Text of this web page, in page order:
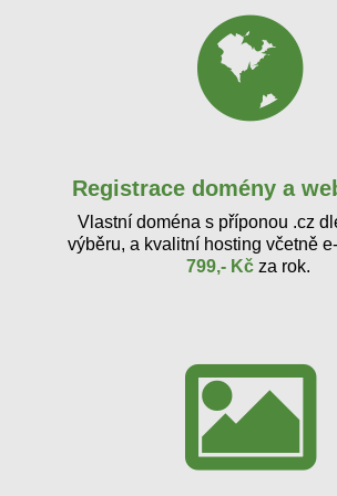
Registrace domény a
Vlastní doména s příponou .cz
výběru, a kvalitní hosting včetně
799,- Kčza rok.